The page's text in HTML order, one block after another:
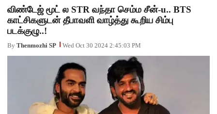
ACTORS
MOVIESTILLS
EVENTS
விண்டேஜ் மூட் ல STR வந்தா செம்ம சீன்-u.. BTS
காட்சிகளுடன் தீபாவளி வாழ்த்து கூறிய சிம்பு
படக்குழு..!
By Thenmozhi SP Wed Oct 30 2024 2:45:03 PM